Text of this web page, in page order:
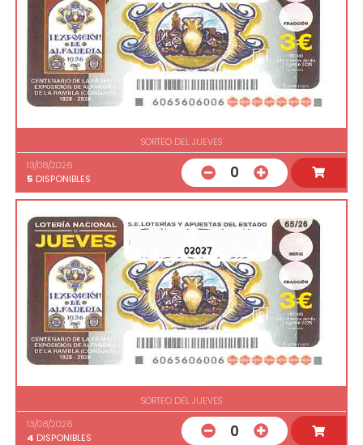
SORTEO DEL JUEVES
13/08/2026
5 DISPONIBLES 0
02027
SORTEO DEL JUEVES
13/08/2026
4 DISPONIBLES 0